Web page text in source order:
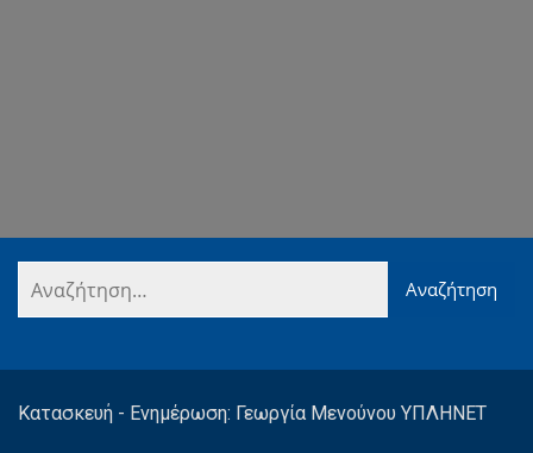
Κατασκευή - Ενημέρωση: Γεωργία Μενούνου ΥΠΛΗΝΕΤ